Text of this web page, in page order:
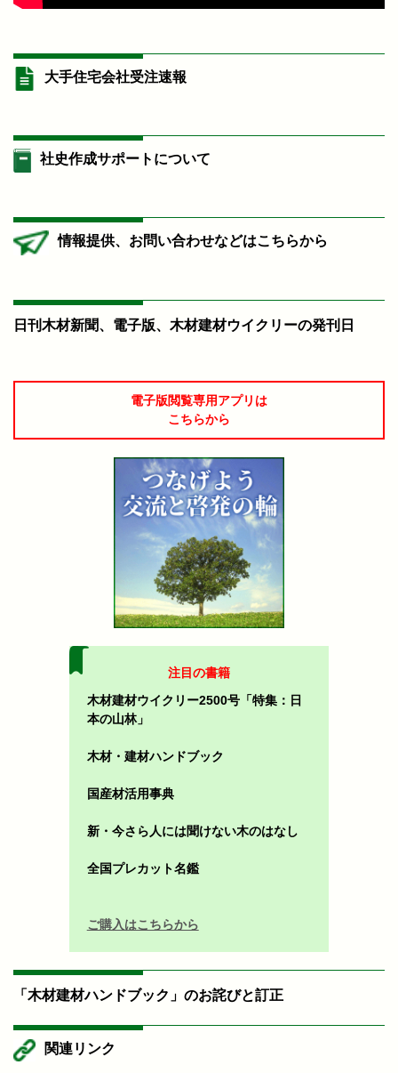
大手住宅会社受注速報
社史作成サポートについて
情報提供、お問い合わせなどはこちらから
日刊木材新聞、電子版、木材建材ウイクリーの発刊日
電子版閲覧専用アプリは
こちらから
注目の書籍
木材建材ウイクリー2500号「特集：日
本の山林」
木材・建材ハンドブック
国産材活用事典
新・今さら人には聞けない木のはなし
全国プレカット名鑑
ご購入はこちらから
「木材建材ハンドブック」のお詫びと訂正
関連リンク